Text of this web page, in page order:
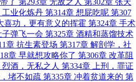
工业化炼丹 第314章 想屁吃呢 第307
喜功，更有意义的挥霍 第324章 手术
子弹飞一会 第325章 酒精和蒸馏技术
章 抗生素登场 第317章 解剖学，社
章 早就想攻略你了 第306章 改革阻
烈酒，无私之人 第334章 上刑，罪证
堵不如疏 第335章 冲着贫道来的 第